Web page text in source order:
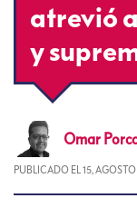
atrevió
y
Omar
PUBLICADO EL 15,